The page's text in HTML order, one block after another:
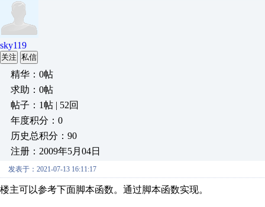
sky119
关注 私信
精华：0帖
求助：0帖
帖子：1帖 | 52回
年度积分：0
历史总积分：90
注册：2009年5月04日
发表于：2021-07-13 16:11:17
楼主可以参考下面脚本函数。通过脚本函数实现。